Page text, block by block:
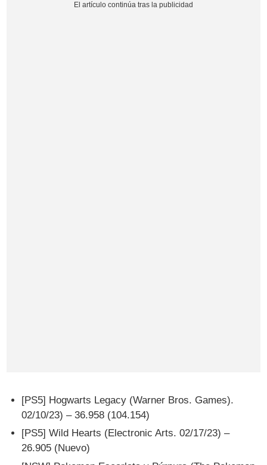
[PS5] Hogwarts Legacy (Warner Bros. Games).
02/10/23) – 36.958 (104.154)
[PS5] Wild Hearts (Electronic Arts. 02/17/23) –
26.905 (Nuevo)